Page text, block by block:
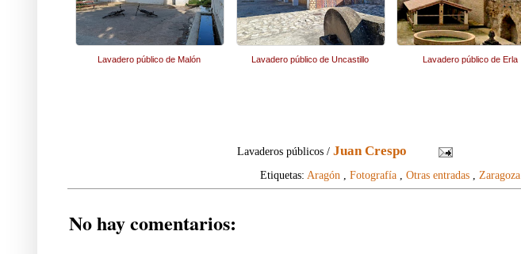
Lavadero público de Malón Lavadero público de Uncastillo Lavadero público de Erla
Lavaderos públicos /Juan Crespo
Etiquetas: Aragón Fotografía Otras entradas Zaragoza
No hay comentarios: